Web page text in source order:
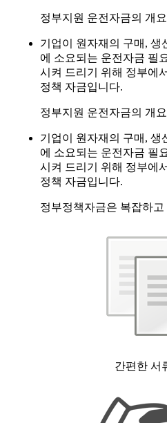
정부지원 운전자금의 개요
기업이 원자재의 구매, 생
에 소요되는 운전자금 필
시켜 드리기 위해 정부에
정책 자금입니다.
정부지원 운전자금의 개요
기업이 원자재의 구매, 생
에 소요되는 운전자금 필
시켜 드리기 위해 정부에
정책 자금입니다.
정부정책자금은 복잡하고
간편한 서